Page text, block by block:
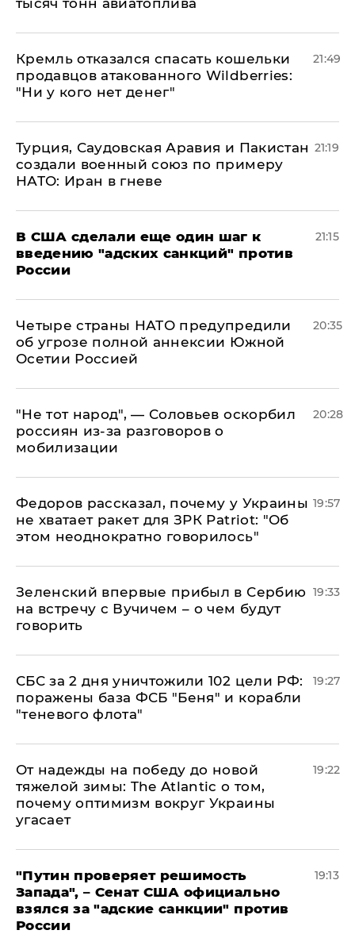
Кремль отказался спасать кошельки
продавцов атакованного Wildberries:
"Ни у кого нет денег"
21:49
Турция, Саудовская Аравия и Пакистан
создали военный союз по примеру
НАТО: Иран в гневе
21:19
В США сделали еще один шаг к
введению "адских санкций" против
России
21:15
Четыре страны НАТО предупредили
об угрозе полной аннексии Южной
Осетии Россией
20:35
​"Не тот народ", — Соловьев оскорбил
россиян из-за разговоров о
мобилизации
20:28
Федоров рассказал, почему у Украины
не хватает ракет для ЗРК Patriot: "Об
этом неоднократно говорилось"
19:57
Зеленский впервые прибыл в Сербию
на встречу с Вучичем – о чем будут
говорить
19:33
СБС за 2 дня уничтожили 102 цели РФ:
поражены база ФСБ "Беня" и корабли
"теневого флота"
19:27
От надежды на победу до новой
тяжелой зимы: The Atlantic о том,
почему оптимизм вокруг Украины
угасает
19:22
"Путин проверяет решимость
Запада", – Сенат США официально
взялся за "адские санкции" против
России
19:13